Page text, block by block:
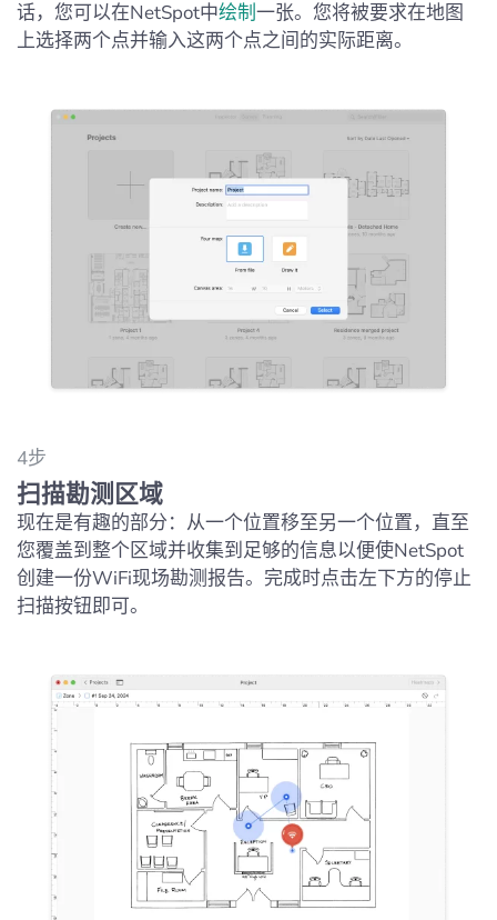
话，您可以在NetSpot中绘制一张。您将被要求在地图
上选择两个点并输入这两个点之间的实际距离。
4步
扫描勘测区域
现在是有趣的部分：从一个位置移至另一个位置，直至
您覆盖到整个区域并收集到足够的信息以便使NetSpot
创建一份WiFi现场勘测报告。完成时点击左下方的停止
扫描按钮即可。